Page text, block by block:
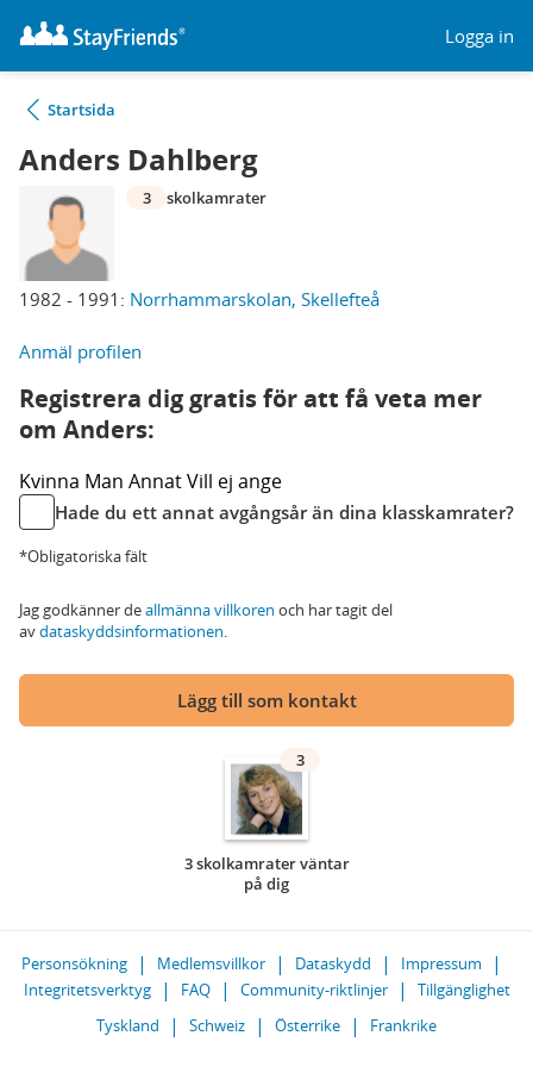
Logga in
Startsida
Anders Dahlberg
1982 - 1991: Norrhammarskolan, Skellefteå
3 skolkamrater
Anmäl profilen
Registrera dig gratis för att få veta mer
om Anders:
Kvinna Man AnnatVill ej ange
Hade du ett annat avgångsår än dina klasskamrater?
*Obligatoriska fält
Jag godkänner deallmänna villkoren och har tagit del
avdataskyddsinformationen.
Lägg till som kontakt
3
3 skolkamrater väntar
på dig
Personsökning Medlemsvillkor Dataskydd
Impressum
Integritetsverktyg
FAQ Community-riktlinjer
Tillgänglighet
Tyskland
Schweiz Österrike Frankrike